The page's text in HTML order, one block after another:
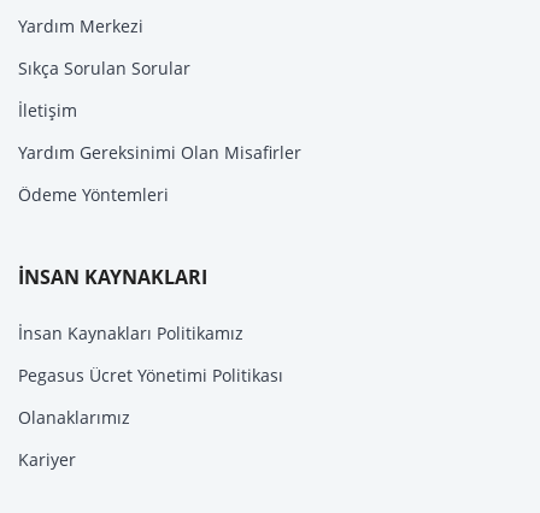
Yardım Merkezi
Sıkça Sorulan Sorular
İletişim
Yardım Gereksinimi Olan Misafirler
Ödeme Yöntemleri
İNSAN KAYNAKLARI
İnsan Kaynakları Politikamız
Pegasus Ücret Yönetimi Politikası
Olanaklarımız
Kariyer